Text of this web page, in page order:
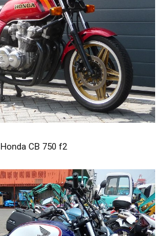
Honda CB 750 f2